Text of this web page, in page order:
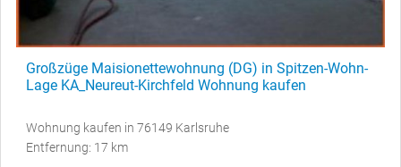
Großzüge Maisionettewohnung (DG) in Spitzen-Wohn-
Lage KA_Neureut-Kirchfeld Wohnung kaufen
Wohnung kaufen in 76149 Karlsruhe
Entfernung: 17 km